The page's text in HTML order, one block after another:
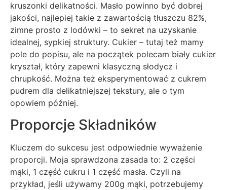
kruszonki delikatności. Masło powinno być dobrej
jakości, najlepiej takie z zawartością tłuszczu 82%,
zimne prosto z lodówki – to sekret na uzyskanie
idealnej, sypkiej struktury. Cukier – tutaj też mamy
pole do popisu, ale na początek polecam biały cukier
kryształ, który zapewni klasyczną słodycz i
chrupkość. Można też eksperymentować z cukrem
pudrem dla delikatniejszej tekstury, ale o tym
opowiem później.
Proporcje Składników
Kluczem do sukcesu jest odpowiednie wyważenie
proporcji. Moja sprawdzona zasada to: 2 części
mąki, 1 część cukru i 1 część masła. Czyli na
przykład, jeśli używamy 200g mąki, potrzebujemy